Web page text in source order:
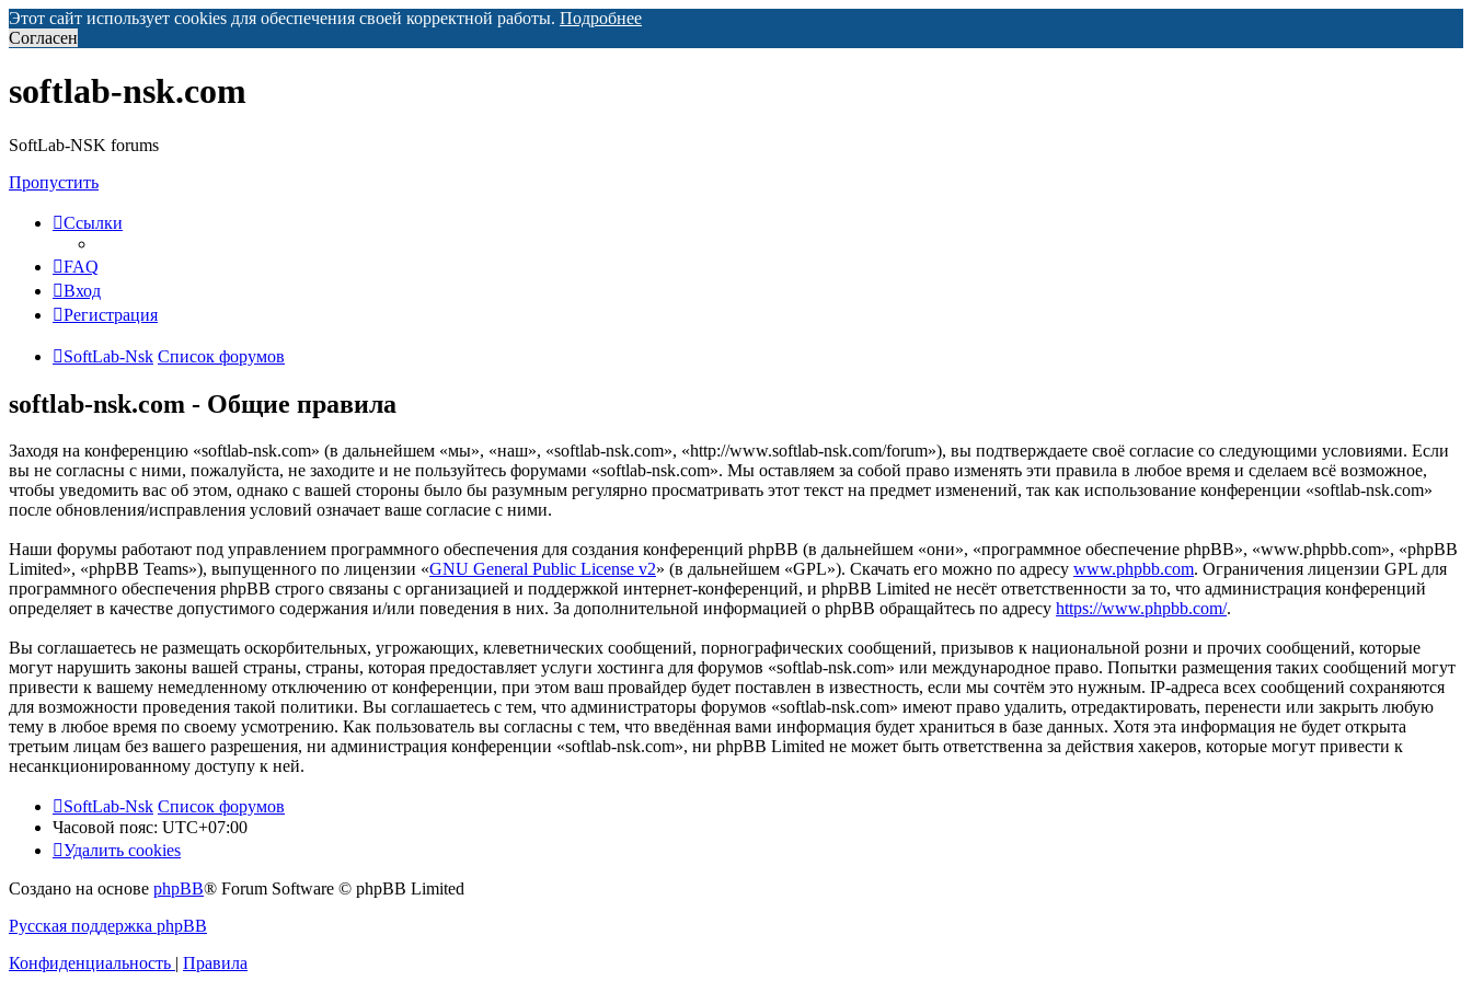
Этот сайт использует cookies для обеспечения своей корректной работы. Подробнее
Согласен
softlab-nsk.com
SoftLab-NSK forums
Пропустить
Ссылки
FAQ
Вход
Регистрация
SoftLab-Nsk Список форумов
softlab-nsk.com - Общие правила
Заходя на конференцию «softlab-nsk.com» (в дальнейшем «мы», «наш», «softlab-nsk.com», «http://www.softlab-nsk.com/forum»), вы подтверждаете своё согласие со следующими условиями. Если
вы не согласны с ними, пожалуйста, не заходите и не пользуйтесь форумами «softlab-nsk.com». Мы оставляем за собой право изменять эти правила в любое время и сделаем всё возможное,
чтобы уведомить вас об этом, однако с вашей стороны было бы разумным регулярно просматривать этот текст на предмет изменений, так как использование конференции «softlab-nsk.com»
после обновления/исправления условий означает ваше согласие с ними.
Наши форумы работают под управлением программного обеспечения для создания конференций phpBB (в дальнейшем «они», «программное обеспечение phpBB», «www.phpbb.com», «phpBB
Limited», «phpBB Teams»), выпущенного по лицензии «GNU General Public License v2» (в дальнейшем «GPL»). Скачать его можно по адресу www.phpbb.com. Ограничения лицензии GPL для
программного обеспечения phpBB строго связаны с организацией и поддержкой интернет-конференций, и phpBB Limited не несёт ответственности за то, что администрация конференций
определяет в качестве допустимого содержания и/или поведения в них. За дополнительной информацией о phpBB обращайтесь по адресу https://www.phpbb.com/.
Вы соглашаетесь не размещать оскорбительных, угрожающих, клеветнических сообщений, порнографических сообщений, призывов к национальной розни и прочих сообщений, которые
могут нарушить законы вашей страны, страны, которая предоставляет услуги хостинга для форумов «softlab-nsk.com» или международное право. Попытки размещения таких сообщений могут
привести к вашему немедленному отключению от конференции, при этом ваш провайдер будет поставлен в известность, если мы сочтём это нужным. IP-адреса всех сообщений сохраняются
для возможности проведения такой политики. Вы соглашаетесь с тем, что администраторы форумов «softlab-nsk.com» имеют право удалить, отредактировать, перенести или закрыть любую
тему в любое время по своему усмотрению. Как пользователь вы согласны с тем, что введённая вами информация будет храниться в базе данных. Хотя эта информация не будет открыта
третьим лицам без вашего разрешения, ни администрация конференции «softlab-nsk.com», ни phpBB Limited не может быть ответственна за действия хакеров, которые могут привести к
несанкционированному доступу к ней.
SoftLab-Nsk Список форумов
Часовой пояс: UTC+07:00
Удалить cookies
Создано на основе phpBB® Forum Software © phpBB Limited
Русская поддержка phpBB
Конфиденциальность | Правила